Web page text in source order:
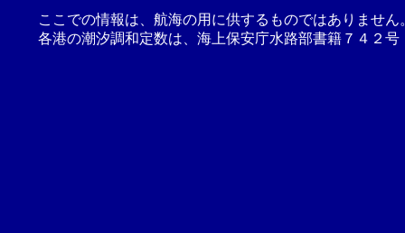
ここでの情報は、航海の用に供するものではありませ
各港の潮汐調和定数は、海上保安庁水路部書籍７４２